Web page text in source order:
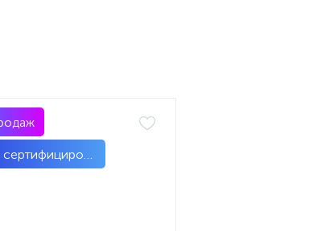
Товар сертифицирован